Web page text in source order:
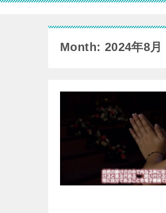
Month: 2024年8月